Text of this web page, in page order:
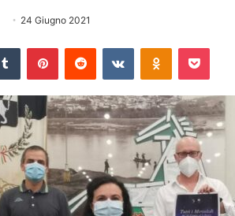
24 Giugno 2021